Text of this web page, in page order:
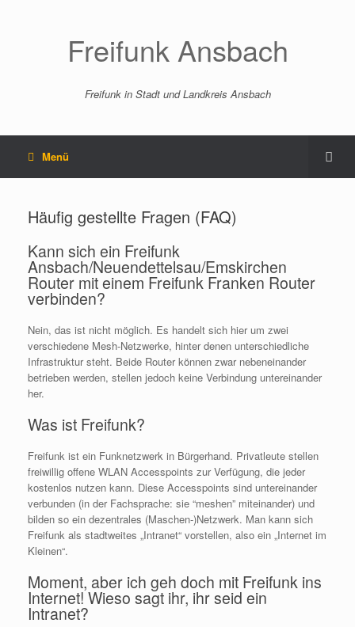
Freifunk Ansbach
Freifunk in Stadt und Landkreis Ansbach
Menü
Häufig gestellte Fragen (FAQ)
Kann sich ein Freifunk
Ansbach/Neuendettelsau/Emskirchen
Router mit einem Freifunk Franken Router
verbinden?
Nein, das ist nicht möglich. Es handelt sich hier um zwei
verschiedene Mesh-Netzwerke, hinter denen unterschiedliche
Infrastruktur steht. Beide Router können zwar nebeneinander
betrieben werden, stellen jedoch keine Verbindung untereinander
her.
Was ist Freifunk?
Freifunk ist ein Funknetzwerk in Bürgerhand. Privatleute stellen
freiwillig offene WLAN Accesspoints zur Verfügung, die jeder
kostenlos nutzen kann. Diese Accesspoints sind untereinander
verbunden (in der Fachsprache: sie “meshen” miteinander) und
bilden so ein dezentrales (Maschen-)Netzwerk. Man kann sich
Freifunk als stadtweites „Intranet“ vorstellen, also ein „Internet im
Kleinen“.
Moment, aber ich geh doch mit Freifunk ins
Internet! Wieso sagt ihr, ihr seid ein
Intranet?